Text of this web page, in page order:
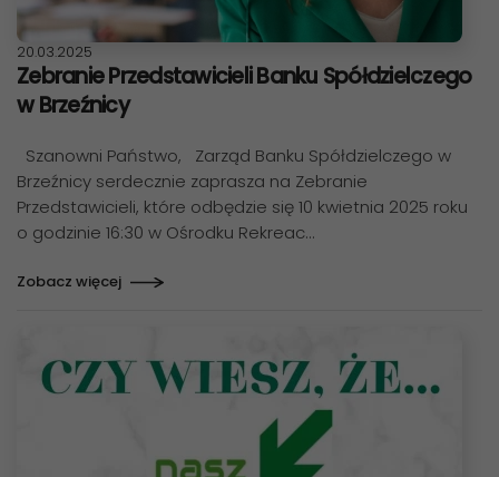
Data publikacji:
20.03.2025
Zebranie Przedstawicieli Banku Spółdzielczego
w Brzeźnicy
Szanowni Państwo, Zarząd Banku Spółdzielczego w
Brzeźnicy serdecznie zaprasza na Zebranie
Przedstawicieli, które odbędzie się 10 kwietnia 2025 roku
o godzinie 16:30 w Ośrodku Rekreac…
Zobacz więcej